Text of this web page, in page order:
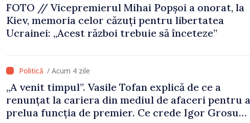
FOTO // Vicepremierul Mihai Popșoi a onorat, la
Kiev, memoria celor căzuți pentru libertatea
Ucrainei: „Acest război trebuie să înceteze”
/ Acum 4 zile
„A venit timpul”. Vasile Tofan explică de ce a
renunțat la cariera din mediul de afaceri pentru a
prelua funcția de premier. Ce crede Igor Grosu